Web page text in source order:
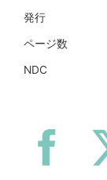
発行
ページ数
NDC